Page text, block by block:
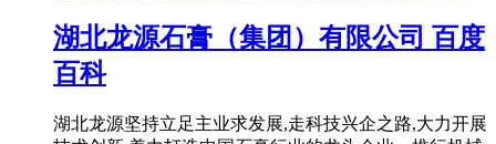
湖北龙源石膏（集团）有限公司 百度
百科
湖北龙源坚持立足主业求发展,走科技兴企之路,大力开展